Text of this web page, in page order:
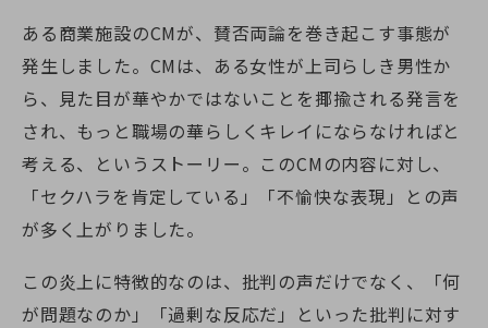
ある商業施設のCMが、賛否両論を巻き起こす事態が
発生しました。CMは、ある女性が上司らしき男性か
ら、見た目が華やかではないことを揶揄される発言を
され、もっと職場の華らしくキレイにならなければと
考える、というストーリー。このCMの内容に対し、
「セクハラを肯定している」「不愉快な表現」との声
が多く上がりました。
この炎上に特徴的なのは、批判の声だけでなく、「何
が問題なのか」「過剰な反応だ」といった批判に対す